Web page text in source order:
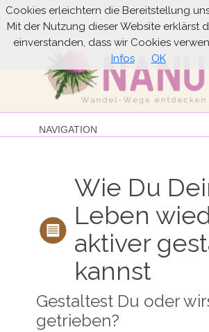
Suche
Wie Du
Leben
aktiver
kannst
Gestaltest Du oder
getrieben?
Cookies erleichtern die Bereitstellung
Mit der Nutzung dieser Website erklärst
einverstanden, dass wir Cookies
Infos
OK